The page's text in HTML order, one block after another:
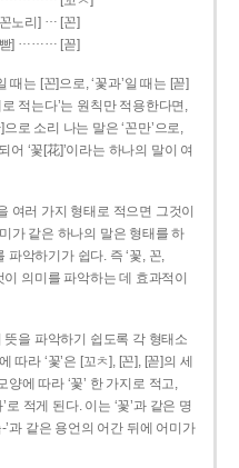
노리] … [꼰]
] ……… [꼳]
때는 [꼰]으로, ‘꽃과’일 때는 [꼳]
적는다’는 원칙만 적용한다면,
로 소리 나는 말은 ‘꼰만’으로,
어 ‘꽃[花]’이라는 하나의 말이 여
여러 가지 형태로 적으면 그것이
가 같은 하나의 말은 형태를 하
악하기가 쉽다. 즉 ‘꽃, 꼰,
이 의미를 파악하는 데 효과적이
뜻을 파악하기 쉽도록 각 형태소
따라 ‘꽃’은 [꼬ㅊ], [꼰], [꼳]의 세
에 따라 ‘꽃’ 한 가지로 적고,
로 적게 된다. 이는 ‘꽃’과 같은 명
과 같은 용언의 어간 뒤에 어미가